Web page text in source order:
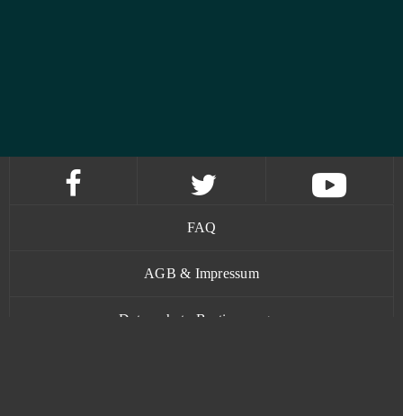
FAQ
AGB & Impressum
Datenschutz-Bestimmungen